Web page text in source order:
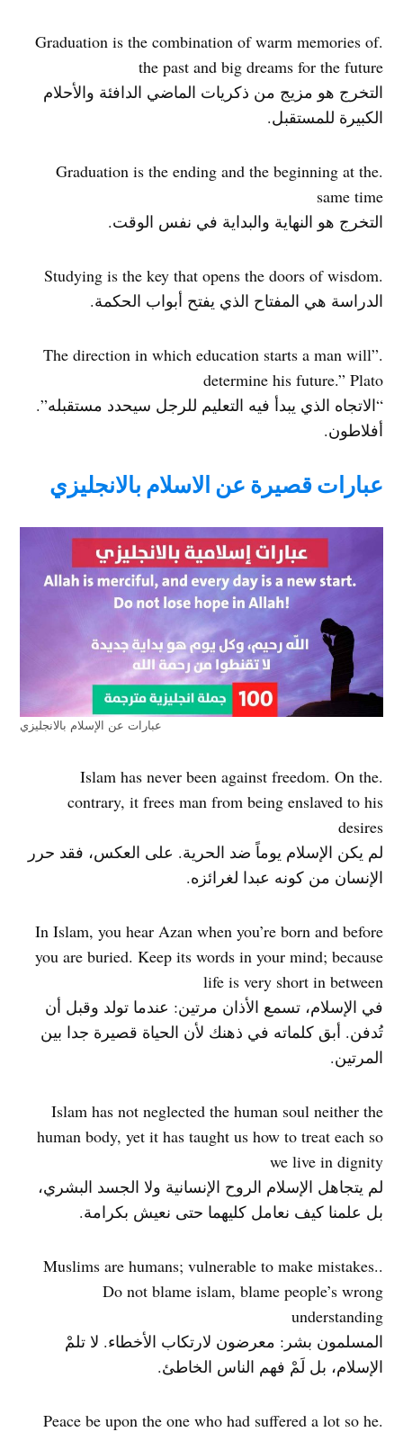
.Graduation is the combination of warm memories of
the past and big dreams for the future
التخرج هو مزيج من ذكريات الماضي الدافئة والأحلام
الكبيرة للمستقبل.
.Graduation is the ending and the beginning at the
same time
التخرج هو النهاية والبداية في نفس الوقت.
.Studying is the key that opens the doors of wisdom
الدراسة هي المفتاح الذي يفتح أبواب الحكمة.
.”The direction in which education starts a man will
determine his future.” Plato
“الاتجاه الذي يبدأ فيه التعليم للرجل سيحدد مستقبله”.
أفلاطون.
عبارات قصيرة عن الاسلام بالانجليزي
عبارات عن الإسلام بالانجليزي
.Islam has never been against freedom. On the
contrary, it frees man from being enslaved to his
desires
لم يكن الإسلام يوماً ضد الحرية. على العكس، فقد حرر
الإنسان من كونه عبدا لغرائزه.
In Islam, you hear Azan when you’re born and before
you are buried. Keep its words in your mind; because
life is very short in between
في الإسلام، تسمع الأذان مرتين: عندما تولد وقبل أن
تُدفن. أبق كلماته في ذهنك لأن الحياة قصيرة جدا بين
المرتين.
Islam has not neglected the human soul neither the
human body, yet it has taught us how to treat each so
we live in dignity
لم يتجاهل الإسلام الروح الإنسانية ولا الجسد البشري،
بل علمنا كيف نعامل كليهما حتى نعيش بكرامة.
.Muslims are humans; vulnerable to make mistakes.
Do not blame islam, blame people’s wrong
understanding
المسلمون بشر: معرضون لارتكاب الأخطاء. لا تلمْ
الإسلام، بل لَمْ فهم الناس الخاطئ.
.Peace be upon the one who had suffered a lot so he